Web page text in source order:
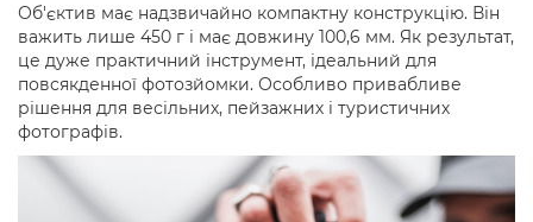
Об'єктив має надзвичайно компактну конструкцію. Він
важить лише 450 г і має довжину 100,6 мм. Як результат,
це дуже практичний інструмент, ідеальний для
повсякденної фотозйомки. Особливо привабливе
рішення для весільних, пейзажних і туристичних
фотографів.